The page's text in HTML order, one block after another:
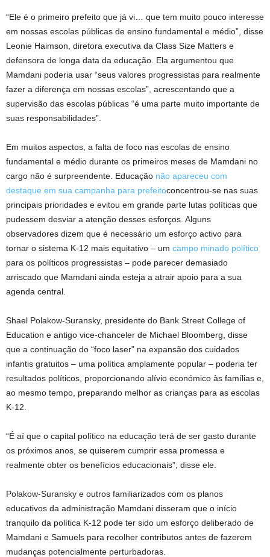
“Ele é o primeiro prefeito que já vi… que tem muito pouco interesse
em nossas escolas públicas de ensino fundamental e médio”, disse
Leonie Haimson, diretora executiva da Class Size Matters e
defensora de longa data da educação. Ela argumentou que
Mamdani poderia usar “seus valores progressistas para realmente
fazer a diferença em nossas escolas”, acrescentando que a
supervisão das escolas públicas “é uma parte muito importante de
suas responsabilidades”.
Em muitos aspectos, a falta de foco nas escolas de ensino
fundamental e médio durante os primeiros meses de Mamdani no
cargo não é surpreendente. Educação não apareceu com
destaque em sua campanha para prefeitoconcentrou-se nas suas
principais prioridades e evitou em grande parte lutas políticas que
pudessem desviar a atenção desses esforços. Alguns
observadores dizem que é necessário um esforço activo para
tornar o sistema K-12 mais equitativo – um campo minado político
para os políticos progressistas – pode parecer demasiado
arriscado que Mamdani ainda esteja a atrair apoio para a sua
agenda central.
Shael Polakow-Suransky, presidente do Bank Street College of
Education e antigo vice-chanceler de Michael Bloomberg, disse
que a continuação do “foco laser” na expansão dos cuidados
infantis gratuitos – uma política amplamente popular – poderia ter
resultados políticos, proporcionando alívio económico às famílias e,
ao mesmo tempo, preparando melhor as crianças para as escolas
K-12.
“É aí que o capital político na educação terá de ser gasto durante
os próximos anos, se quiserem cumprir essa promessa e
realmente obter os benefícios educacionais”, disse ele.
Polakow-Suransky e outros familiarizados com os planos
educativos da administração Mamdani disseram que o início
tranquilo da política K-12 pode ter sido um esforço deliberado de
Mamdani e Samuels para recolher contributos antes de fazerem
mudanças potencialmente perturbadoras.